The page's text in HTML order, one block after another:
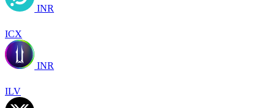
INR
ICX
INR
ILV